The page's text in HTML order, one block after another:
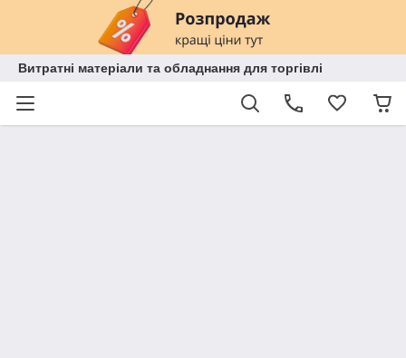
Витратні матеріали та обладнання для торгівлі